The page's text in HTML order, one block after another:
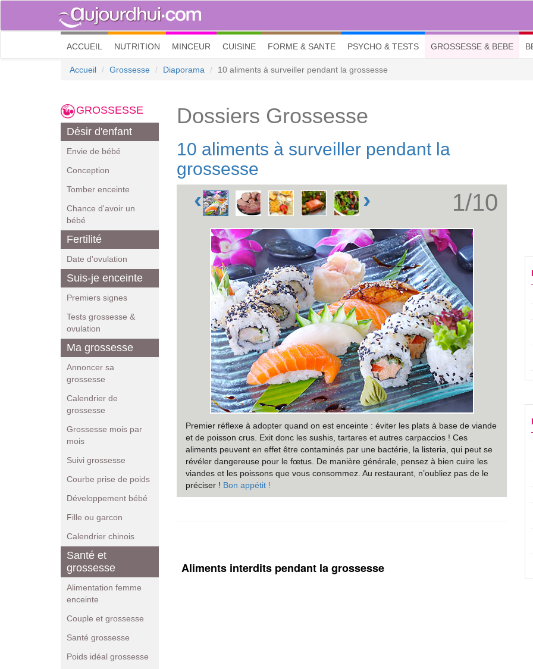
ACCUEIL (current)
NUTRITION MINCEUR CUISINE FORME & SANTE PSYCHO & TESTS GROSSESSE & BEBE
Accueil Grossesse Diaporama 10 aliments à surveiller pendant la grossesse
GROSSESSE
Désir d'enfant
Envie de bébé
Conception
Tomber enceinte
Chance d'avoir un
bébé
Fertilité
Date d'ovulation
Suis-je enceinte
Premiers signes
Tests grossesse &
ovulation
Ma grossesse
Annoncer sa
grossesse
Calendrier de
grossesse
Grossesse mois par
mois
Suivi grossesse
Courbe prise de poids
Développement bébé
Fille ou garcon
Calendrier chinois
Santé et
grossesse
Alimentation femme
enceinte
Couple et grossesse
Santé grossesse
Poids idéal grossesse
Dossiers Grossesse
10 aliments à surveiller pendant la
grossesse
‹ › 1/10
Premier réflexe à adopter quand on est enceinte : éviter les plats à base de viande
et de poisson crus. Exit donc les sushis, tartares et autres carpaccios ! Ces
aliments peuvent en effet être contaminés par une bactérie, la listeria, qui peut se
révéler dangereuse pour le fœtus. De manière générale, pensez à bien cuire les
viandes et les poissons que vous consommez. Au restaurant, n’oubliez pas de le
préciser ! Bon appétit !
Aliments interdits pendant la grossesse